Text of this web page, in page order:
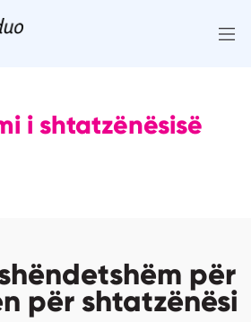
i shtatzënësisë
për
për shtatzënësi